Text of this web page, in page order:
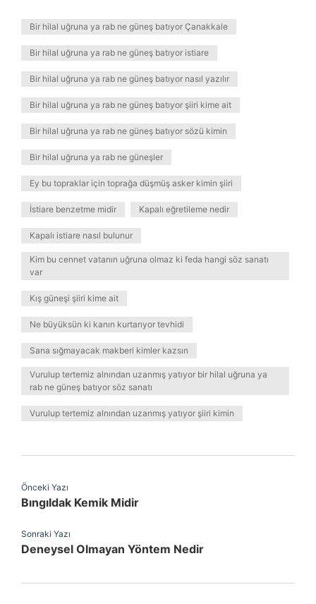
Bir hilal uğruna ya rab ne güneş batıyor Çanakkale
Bir hilal uğruna ya rab ne güneş batıyor istiare
Bir hilal uğruna ya rab ne güneş batıyor nasıl yazılır
Bir hilal uğruna ya rab ne güneş batıyor şiiri kime ait
Bir hilal uğruna ya rab ne güneş batıyor sözü kimin
Bir hilal uğruna ya rab ne güneşler
Ey bu topraklar için toprağa düşmüş asker kimin şiiri
İstiare benzetme midir Kapalı eğretileme nedir
Kapalı istiare nasıl bulunur
Kim bu cennet vatanın uğruna olmaz ki feda hangi söz sanatı
var
Kış güneşi şiiri kime ait
Ne büyüksün ki kanın kurtarıyor tevhidi
Sana sığmayacak makberi kimler kazsın
Vurulup tertemiz alnından uzanmış yatıyor bir hilal uğruna ya
rab ne güneş batıyor söz sanatı
Vurulup tertemiz alnından uzanmış yatıyor şiiri kimin
Önceki Yazı
Bıngıldak Kemik Midir
Sonraki Yazı
Deneysel Olmayan Yöntem Nedir